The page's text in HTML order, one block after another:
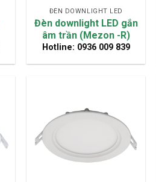
ĐÈN DOWNLIGHT LED
Đèn downlight LED gắn
âm trần (Mezon -R)
Hotline: 0936 009 839